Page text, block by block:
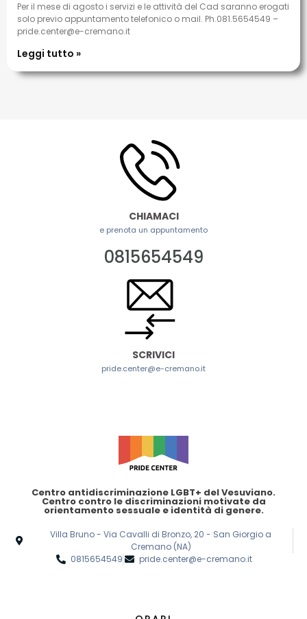
Per il mese di agosto i servizi e le attività del Cad saranno erogati
solo previo appuntamento telefonico o mail. Ph.081.5654549 –
pride.center@e-cremano.it
Leggi tutto »
CHIAMACI
e prenota un appuntamento
0815654549
SCRIVICI
pride.center@e-cremano.it
Centro antidiscriminazione LGBT+ del Vesuviano.
Centro contro le discriminazioni motivate da
orientamento sessuale e identità di genere.
Villa Bruno - Via Cavalli di Bronzo, 20 - San Giorgio a
Cremano (NA)
0815654549
pride.center@e-cremano.it